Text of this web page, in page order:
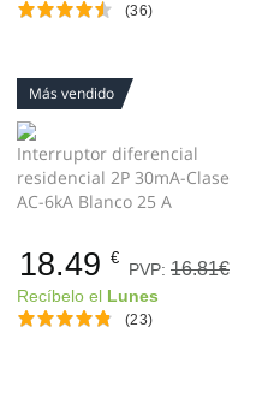
(36)
Más vendido
Interruptor diferencial
residencial 2P 30mA-Clase
AC-6kA Blanco 25 A
18.49 €
PVP: 16.81€
Recíbelo el Lunes
(23)